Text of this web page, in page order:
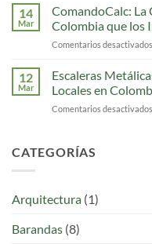
14
Mar
ComandoCalc:
Colombia que los
Comentarios desactivados
12
Mar
Escaleras
Locales en
Comentarios desactivados
CATEGORÍAS
Arquitectura (1)
Barandas (8)